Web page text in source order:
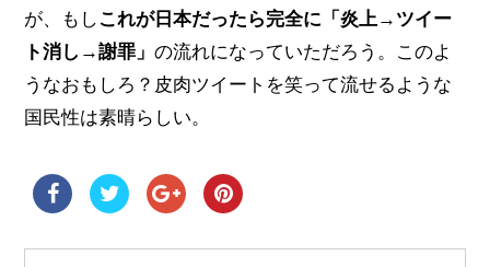
が、もしこれが日本だったら完全に「炎上→ツイー
ト消し→謝罪」の流れになっていただろう。このよ
うなおもしろ？皮肉ツイートを笑って流せるような
国民性は素晴らしい。